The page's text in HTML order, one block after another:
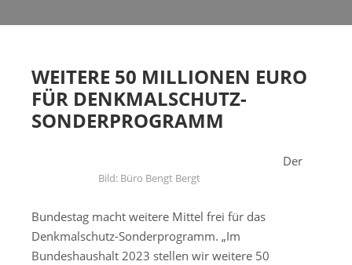
WEITERE 50 MILLIONEN EURO
FÜR DENKMALSCHUTZ-
SONDERPROGRAMM
Bild: Büro Bengt Bergt
Der
Bundestag macht weitere Mittel frei für das
Denkmalschutz-Sonderprogramm. „Im
Bundeshaushalt 2023 stellen wir weitere 50